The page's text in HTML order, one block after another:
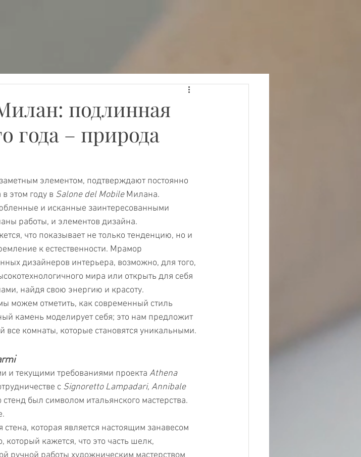
подлинная
года – природа
элементом, подтверждают постоянно
этом году в Salone del Mobile Милана.
и исканные заинтересованными
работы, и элементов дизайна.
что показывает не только тенденцию, но и
к естественности. Мрамор
дизайнеров интерьера, возможно, для того,
мира или открыть для себя
найдя свою энергию и красоту.
можем отметить, как современный стиль
камень моделирует себя; это нам предложит
комнаты, которые становятся уникальными.
и текущими требованиями проекта Athena
с Signoretto Lampadari, Annibale
стенд был символом итальянского мастерства.
которая является настоящим занавесом
кажется, что это часть шелк,